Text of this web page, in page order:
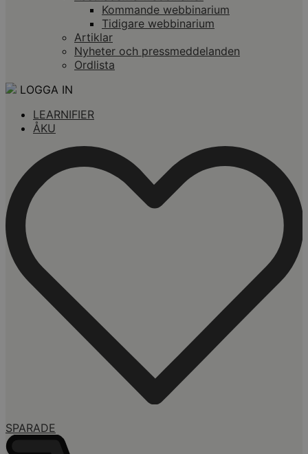
Kommande webbinarium
Tidigare webbinarium
Artiklar
Nyheter och pressmeddelanden
Ordlista
LOGGA IN
LEARNIFIER
ÅKU
SPARADE